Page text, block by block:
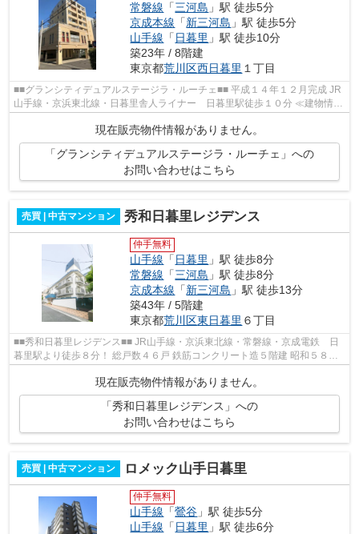
常磐線 「三河島 」駅 徒歩5分
京成本線 「新三河島 」駅 徒歩5分
山手線 「 日暮里 」駅 徒歩10分
築23年 / 8階建
東京都荒川区西日暮里 １丁目
■■グランシティデュアルステージラ・ルーチェ■■ 平成１４年１２月完成 JR
山手線・京浜東北線・日暮里舎人ライナー 日暮里駅徒歩１０分 ≪建物情報
現在販売物件情報がありません。
「グランシティデュアルステージラ・ルーチェ」への
お問い合わせはこちら
売買 | 中古マンション 秀和日暮里レジデンス
仲手無料
山手線 「 日暮里 」駅 徒歩8分
常磐線 「三河島 」駅 徒歩8分
京成本線 「新三河島 」駅 徒歩13分
築43年 / 5階建
東京都荒川区東日暮里 ６丁目
■■秀和日暮里レジデンス■■ JR山手線・京浜東北線・常磐線・京成電鉄 日
暮里駅より徒歩８分！ 総戸数４６戸 鉄筋コンクリート造５階建 昭和５８年
現在販売物件情報がありません。
「秀和日暮里レジデンス」への
お問い合わせはこちら
売買 | 中古マンション ロメック山手日暮里
仲手無料
山手線 「鶯谷 」駅 徒歩5分
山手線 「 日暮里 」駅 徒歩6分